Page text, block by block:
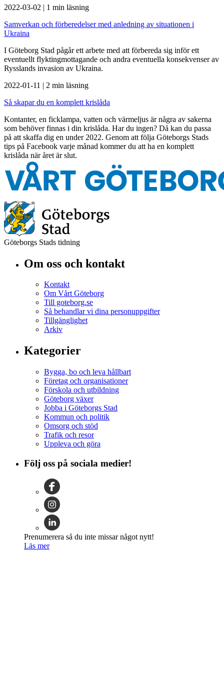
2022-03-02 | 1 min läsning
Samverkan och förberedelser med anledning av situationen i
Ukraina
I Göteborg Stad pågår ett arbete med att förbereda sig inför ett
eventuellt flyktingmottagande och andra eventuella konsekvenser av
Rysslands invasion av Ukraina.
2022-01-11 | 2 min läsning
Så skapar du en komplett krislåda
Kontanter, en ficklampa, vatten och värmeljus är några av sakerna
som behöver finnas i din krislåda. Har du ingen? Då kan du passa
på att skaffa dig en under 2022. Genom att följa Göteborgs Stads
tips på Facebook varje månad kommer du att ha en komplett
krislåda när året är slut.
Göteborgs Stads tidning
Om oss och kontakt
Kontakt
Om Vårt Göteborg
Till goteborg.se
Så behandlar vi dina personuppgifter
Tillgänglighet
Arkiv
Kategorier
Bygga, bo och leva hållbart
Företag och organisationer
Förskola och utbildning
Göteborg växer
Jobba i Göteborgs Stad
Kommun och politik
Omsorg och stöd
Trafik och resor
Uppleva och göra
Följ oss på sociala medier!
Prenumerera så du inte missar något nytt!
Läs mer